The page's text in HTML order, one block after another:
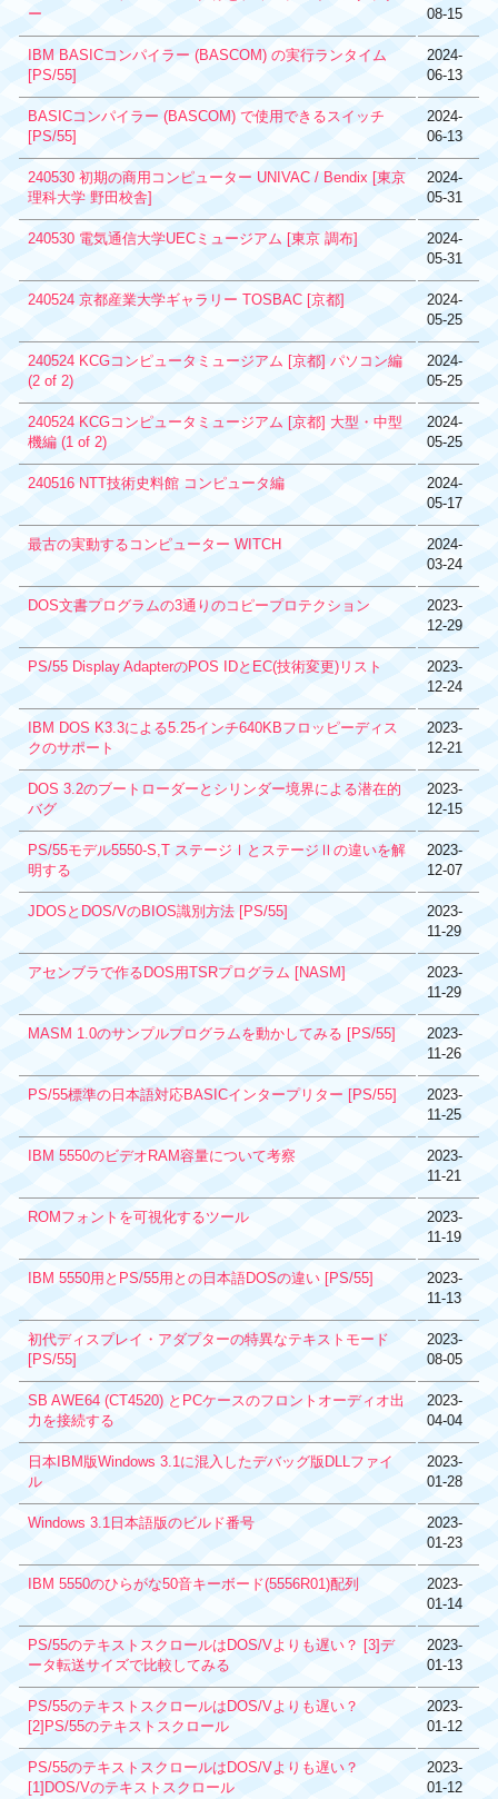
ー
08-15
IBM BASICコンパイラー (BASCOM) の実行ランタイム
[PS/55]
2024-
06-13
BASICコンパイラー (BASCOM) で使用できるスイッチ
[PS/55]
2024-
06-13
240530 初期の商用コンピューター UNIVAC / Bendix [東京
理科大学 野田校舎]
2024-
05-31
240530 電気通信大学UECミュージアム [東京 調布]
2024-
05-31
240524 京都産業大学ギャラリー TOSBAC [京都]
2024-
05-25
240524 KCGコンピュータミュージアム [京都] パソコン編
(2 of 2)
2024-
05-25
240524 KCGコンピュータミュージアム [京都] 大型・中型
機編 (1 of 2)
2024-
05-25
240516 NTT技術史料館 コンピュータ編
2024-
05-17
最古の実動するコンピューター WITCH
2024-
03-24
DOS文書プログラムの3通りのコピープロテクション
2023-
12-29
PS/55 Display AdapterのPOS IDとEC(技術変更)リスト
2023-
12-24
IBM DOS K3.3による5.25インチ640KBフロッピーディス
クのサポート
2023-
12-21
DOS 3.2のブートローダーとシリンダー境界による潜在的
バグ
2023-
12-15
PS/55モデル5550-S,T ステージⅠとステージⅡの違いを解
明する
2023-
12-07
JDOSとDOS/VのBIOS識別方法 [PS/55]
2023-
11-29
アセンブラで作るDOS用TSRプログラム [NASM]
2023-
11-29
MASM 1.0のサンプルプログラムを動かしてみる [PS/55]
2023-
11-26
PS/55標準の日本語対応BASICインタープリター [PS/55]
2023-
11-25
IBM 5550のビデオRAM容量について考察
2023-
11-21
ROMフォントを可視化するツール
2023-
11-19
IBM 5550用とPS/55用との日本語DOSの違い [PS/55]
2023-
11-13
初代ディスプレイ・アダプターの特異なテキストモード
[PS/55]
2023-
08-05
SB AWE64 (CT4520) とPCケースのフロントオーディオ出
力を接続する
2023-
04-04
日本IBM版Windows 3.1に混入したデバッグ版DLLファイ
ル
2023-
01-28
Windows 3.1日本語版のビルド番号
2023-
01-23
IBM 5550のひらがな50音キーボード(5556R01)配列
2023-
01-14
PS/55のテキストスクロールはDOS/Vよりも遅い？ [3]デ
ータ転送サイズで比較してみる
2023-
01-13
PS/55のテキストスクロールはDOS/Vよりも遅い？
[2]PS/55のテキストスクロール
2023-
01-12
PS/55のテキストスクロールはDOS/Vよりも遅い？
[1]DOS/Vのテキストスクロール
2023-
01-12